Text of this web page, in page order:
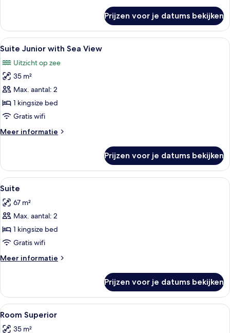
uitzicht
op
oceaan
Prijzen voor je datums bekijken
Alle
foto's
voor
Suite
Junior
with
Sea
laden
Een minibar, een kluis op de kamer,
1
Suite Junior with Sea View
Uitzicht op zee
35 m²
Max. aantal: 2
1 kingsize bed
Gratis wifi
Meer informatie
Meer
Junior
with
Sea
Prijzen voor je datums bekijken
Alle
foto's
voor
Suite
laden
Woonruimte | Een flatscreentelevisie
4
Suite
67 m²
Max. aantal: 2
1 kingsize bed
Gratis wifi
Meer informatie
Meer
Prijzen voor je datums bekijken
Alle
foto's
Een minibar, een kluis op de kamer,
4
Room Superior
35 m²